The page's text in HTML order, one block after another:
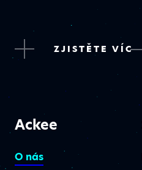
ZJISTĚTE VÍC
Ackee
O nás